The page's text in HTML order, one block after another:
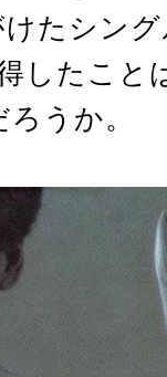
たシン
したこと
うか。